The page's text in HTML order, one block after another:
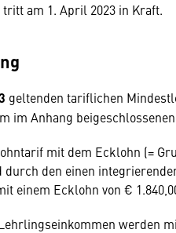
am 1. April 2023 in Kraft.
geltenden tariflichen
im Anhang
mit dem Ecklohn (=
den einen
einem Ecklohn von €
werden